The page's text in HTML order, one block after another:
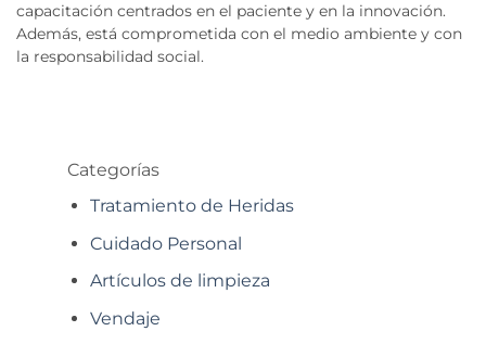
capacitación centrados en el paciente y en la innovación.
Además, está comprometida con el medio ambiente y con
la responsabilidad social.
Categorías
Tratamiento de Heridas
Cuidado Personal
Artículos de limpieza
Vendaje